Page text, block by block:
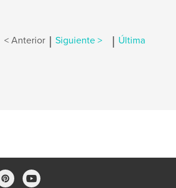
< Anterior | Siguiente > | Última